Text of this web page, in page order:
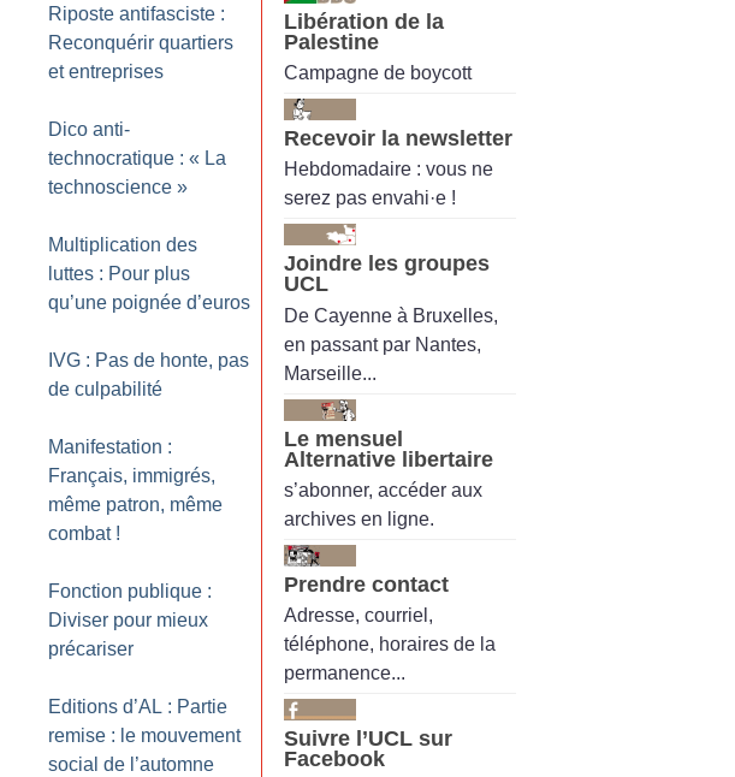
Riposte antifasciste :
Reconquérir quartiers
et entreprises
Dico anti-
technocratique : « La
technoscience »
Multiplication des
luttes : Pour plus
qu’une poignée d’euros
IVG : Pas de honte, pas
de culpabilité
Manifestation :
Français, immigrés,
même patron, même
combat !
Fonction publique :
Diviser pour mieux
précariser
Editions d’AL : Partie
remise : le mouvement
social de l’automne
Libération de la
Palestine
Campagne de boycott
Recevoir la newsletter
Hebdomadaire : vous ne
serez pas envahi·e !
Joindre les groupes
UCL
De Cayenne à Bruxelles,
en passant par Nantes,
Marseille...
Le mensuel
Alternative libertaire
s’abonner, accéder aux
archives en ligne.
Prendre contact
Adresse, courriel,
téléphone, horaires de la
permanence...
Suivre l’UCL sur
Facebook